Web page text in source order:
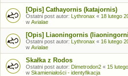
[Opis] Cathayornis (katajornis)
Ostatni post autor: Lythronax « 18 lutego
w Avialae
[Opis] Liaoningornis
Ostatni post autor: Lythronax « 16 lutego
w Avialae
Skałka z Rodos
Ostatni post autor: Dimetrodon2 « 15
w Skamieniałości - identyfikacja